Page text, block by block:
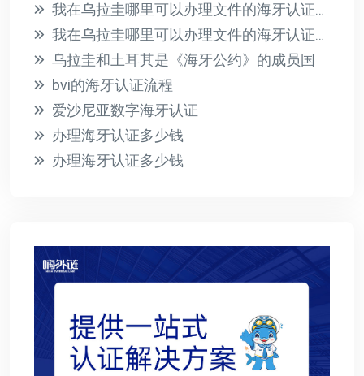
我在乌拉圭哪里可以办理文件的海牙认证？有哪些必要的要求？
我在乌拉圭哪里可以办理文件的海牙认证？有哪些必要的要求？
乌拉圭和土耳其是《海牙公约》的成员国
bvi的海牙认证流程
爱沙尼亚数字海牙认证
办理海牙认证多少钱
办理海牙认证多少钱